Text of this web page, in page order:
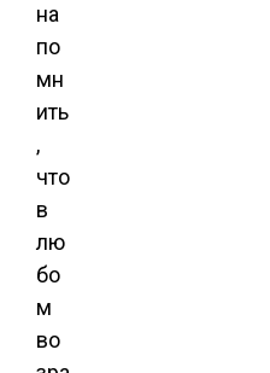
на
по
мн
ить
,
что
в
лю
бо
м
во